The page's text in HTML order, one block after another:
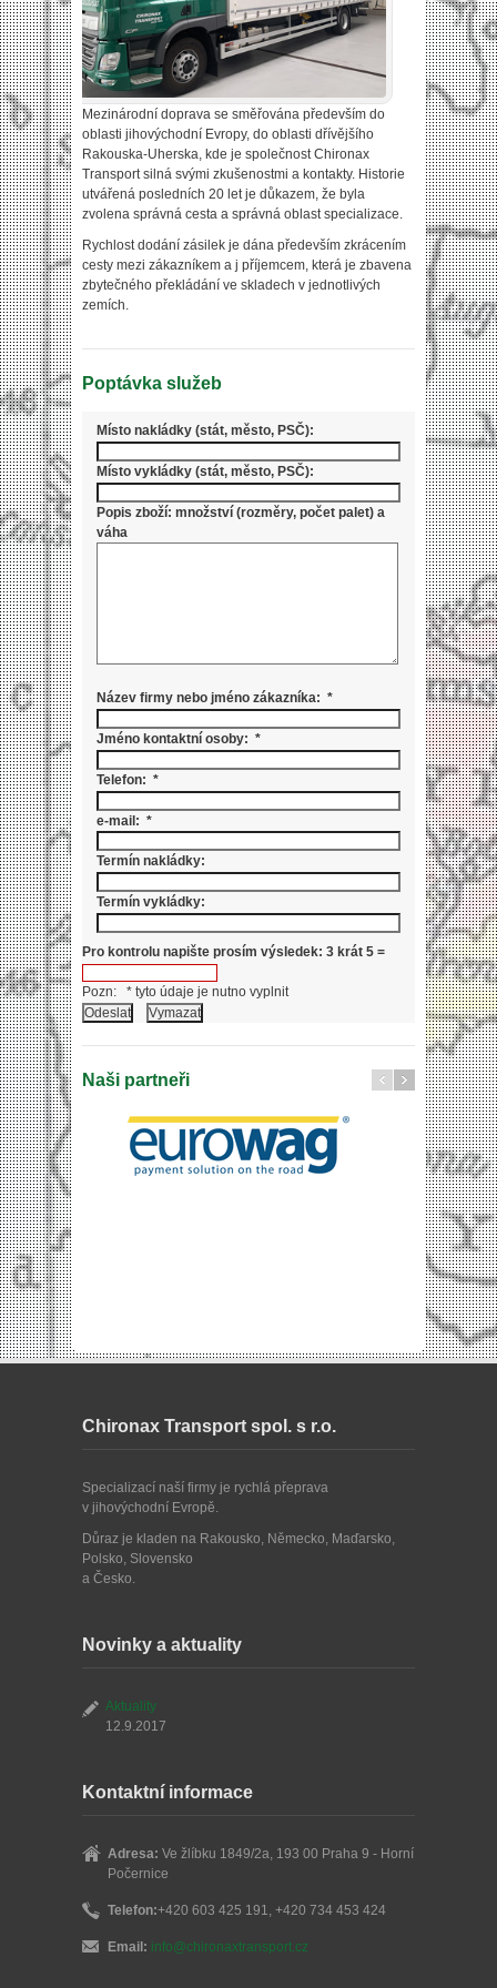
Mezinárodní doprava se směřována především do
oblasti jihovýchodní Evropy, do oblasti dřívějšího
Rakouska-Uherska, kde je společnost Chironax
Transport silná svými zkušenostmi a kontakty. Historie
utvářená posledních 20 let je důkazem, že byla
zvolena správná cesta a správná oblast specializace.
Rychlost dodání zásilek je dána především zkrácením
cesty mezi zákazníkem a j příjemcem, která je zbavena
zbytečného překládání ve skladech v jednotlivých
zemích.
Poptávka služeb
Místo nakládky (stát, město, PSČ):
Místo vykládky (stát, město, PSČ):
Popis zboží: množství (rozměry, počet palet) a
váha
Název firmy nebo jméno zákazníka: *
Jméno kontaktní osoby: *
Telefon: *
e-mail: *
Termín nakládky:
Termín vykládky:
Pro kontrolu napište prosím výsledek: 3 krát 5 =
Pozn: * tyto údaje je nutno vyplnit
Naši partneři
Chironax Transport spol. s r.o.
Specializací naší firmy je rychlá přeprava
v jihovýchodní Evropě.
Důraz je kladen na Rakousko, Německo, Maďarsko,
Polsko, Slovensko
a Česko.
Novinky a aktuality
Aktuality
12.9.2017
Kontaktní informace
Adresa: Ve žlíbku 1849/2a, 193 00 Praha 9 - Horní
Počernice
Telefon:+420 603 425 191, +420 734 453 424
Email: info@chironaxtransport.cz